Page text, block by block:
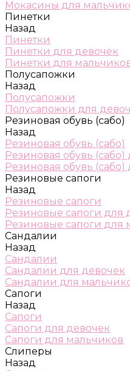
Мокасины для
Пинетки
Назад
Пинетки
Пинетки для девочек
Пинетки для
Полусапожки
Назад
Полусапожки
Полусапожки для
Резиновая обувь (сабо)
Назад
Резиновая обувь (сабо)
Резиновая обувь
Резиновая обувь
Резиновые сапоги
Назад
Резиновые сапоги
Резиновые сапоги для
Резиновые сапоги для
Сандалии
Назад
Сандалии
Сандалии для девочек
Сандалии для
Сапоги
Назад
Сапоги
Сапоги для девочек
Сапоги для мальчиков
Слиперы
Назад